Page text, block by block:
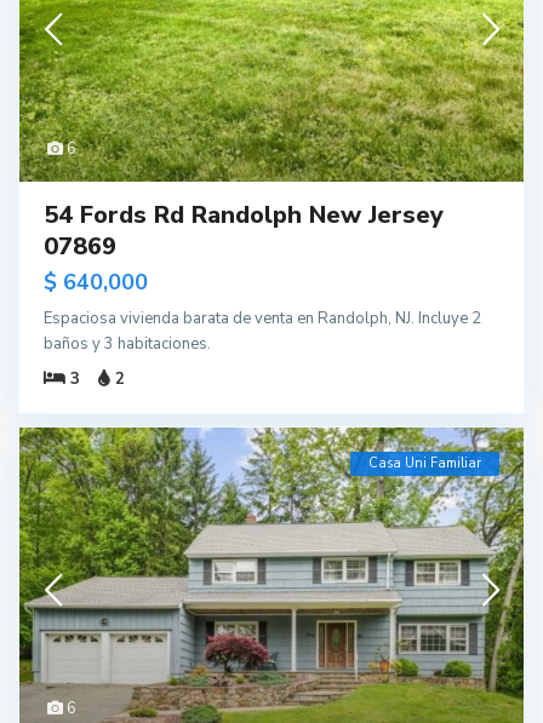
6
54 Fords Rd Randolph New Jersey
07869
$ 640,000
Espaciosa vivienda barata de venta en Randolph, NJ. Incluye 2
baños y 3 habitaciones.
3
2
6
Casa Uni Familiar